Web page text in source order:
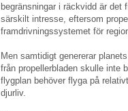
begränsningar i räckvidd är det
särskilt intresse, eftersom
framdrivningssystemet för
Men samtidigt genererar
från propellerbladen skulle inte
flygplan behöver flyga på
djurliv.